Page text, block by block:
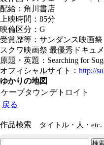
配給：角川書店
上映時間：85分
映倫区分：G
受賞歴等：サンダンス映画
スクワ映画祭 最優秀ドキュ
原題・英題：Searching for
オフィシャルサイト： http://
ゆかりの地図
ケープタウン デトロイト
戻る
作品検索 タイトル・人・etc.